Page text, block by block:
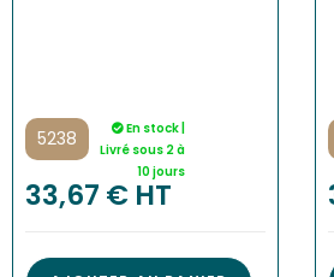
5238
En stock |
Livré sous 2 à
10 jours
33,67 € HT